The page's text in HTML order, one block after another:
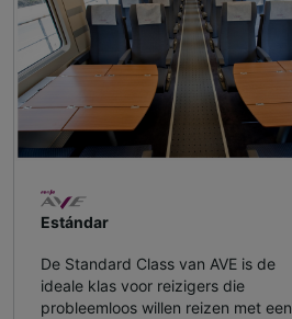
Estándar
De Standard Class van AVE is de
ideale klas voor reizigers die
probleemloos willen reizen met een